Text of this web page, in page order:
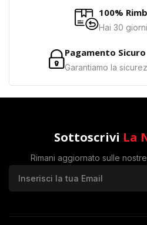
100%
Hai 30
Pagamento Sicuro
Garantiamo la
Sottoscrivi La
Rimani aggiornato sulle